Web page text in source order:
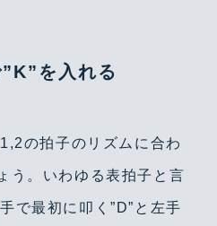
を入れる
の拍子のリズムに合わ
う。いわゆる表拍子と言
で最初に叩く”D”と左手